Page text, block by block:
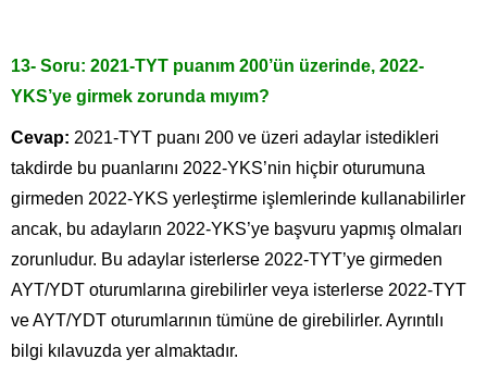
13- Soru: 2021-TYT puanım 200’ün üzerinde, 2022-
YKS’ye girmek zorunda mıyım?
Cevap: 2021-TYT puanı 200 ve üzeri adaylar istedikleri
takdirde bu puanlarını 2022-YKS’nin hiçbir oturumuna
girmeden 2022-YKS yerleştirme işlemlerinde kullanabilirler
ancak, bu adayların 2022-YKS’ye başvuru yapmış olmaları
zorunludur. Bu adaylar isterlerse 2022-TYT’ye girmeden
AYT/YDT oturumlarına girebilirler veya isterlerse 2022-TYT
ve AYT/YDT oturumlarının tümüne de girebilirler. Ayrıntılı
bilgi kılavuzda yer almaktadır.